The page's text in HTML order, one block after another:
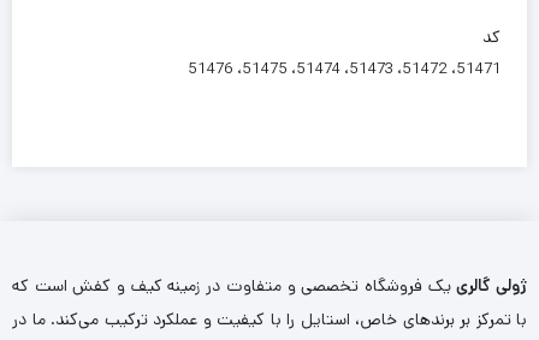
کد
51471، 51472، 51473، 51474، 51475، 51476
ژولی گالرییک فروشگاه تخصصی و متفاوت در زمینه کیف و کفش است که
با تمرکز بر برندهای خاص، استایل را با کیفیت و عملکرد ترکیب می‌کند. ما در